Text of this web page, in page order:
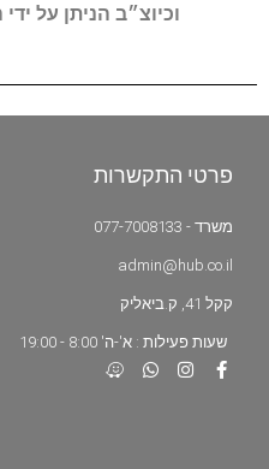
וכיוצ״ב הניתן על
פרטי התקשרות
משרד - 077-7008133
admin@hub.co.il
קקל 41, ק.ביאליק
שעות פעילות : א'-ה' 8:00 - 19:00